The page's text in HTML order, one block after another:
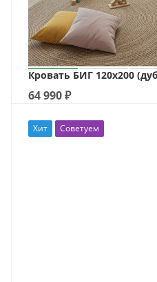
Кровать БИГ 120х200
64 990₽
Хит Советуем